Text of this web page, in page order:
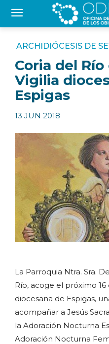
ARCHIDIÓCESIS DE
Coria del
Vigilia
Espigas
13 JUN 2018
La Parroquia Ntra. Sra.
Río, acoge el próximo 16
diocesana de Espigas,
acompañar a Jesús
la Adoración Nocturna
Adoración Nocturna